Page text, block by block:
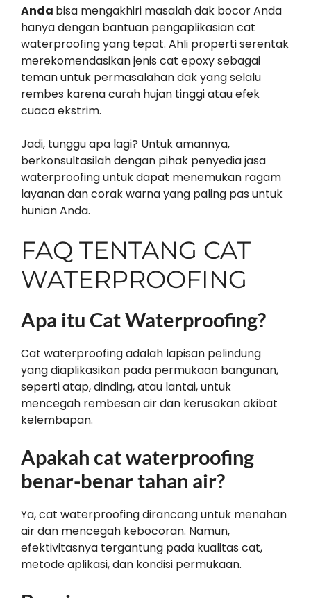
Anda bisa mengakhiri masalah dak bocor Anda
hanya dengan bantuan pengaplikasian cat
waterproofing yang tepat. Ahli properti serentak
merekomendasikan jenis cat epoxy sebagai
teman untuk permasalahan dak yang selalu
rembes karena curah hujan tinggi atau efek
cuaca ekstrim.
Jadi, tunggu apa lagi? Untuk amannya,
berkonsultasilah dengan pihak penyedia jasa
waterproofing untuk dapat menemukan ragam
layanan dan corak warna yang paling pas untuk
hunian Anda.
FAQ TENTANG CAT
WATERPROOFING
Apa itu Cat Waterproofing?
Cat waterproofing adalah lapisan pelindung
yang diaplikasikan pada permukaan bangunan,
seperti atap, dinding, atau lantai, untuk
mencegah rembesan air dan kerusakan akibat
kelembapan.
Apakah cat waterproofing
benar-benar tahan air?
Ya, cat waterproofing dirancang untuk menahan
air dan mencegah kebocoran. Namun,
efektivitasnya tergantung pada kualitas cat,
metode aplikasi, dan kondisi permukaan.